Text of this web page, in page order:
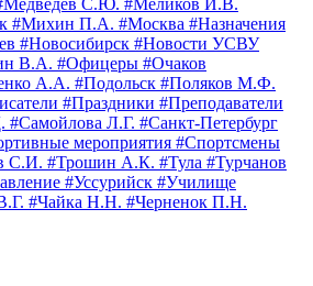
С.Ю. #Меликов И.В.
#Михин П.А. #Москва #Назначения
#Новосибирск #Новости УСВУ
В.А. #Офицеры #Очаков
А.А. #Подольск #Поляков М.Ф.
#Праздники #Преподаватели
#Самойлова Л.Г. #Санкт-Петербург
мероприятия #Спортсмены
С.И. #Трошин А.К. #Тула #Турчанов
#Уссурийск #Училище
#Чайка Н.Н. #Черненок П.Н.